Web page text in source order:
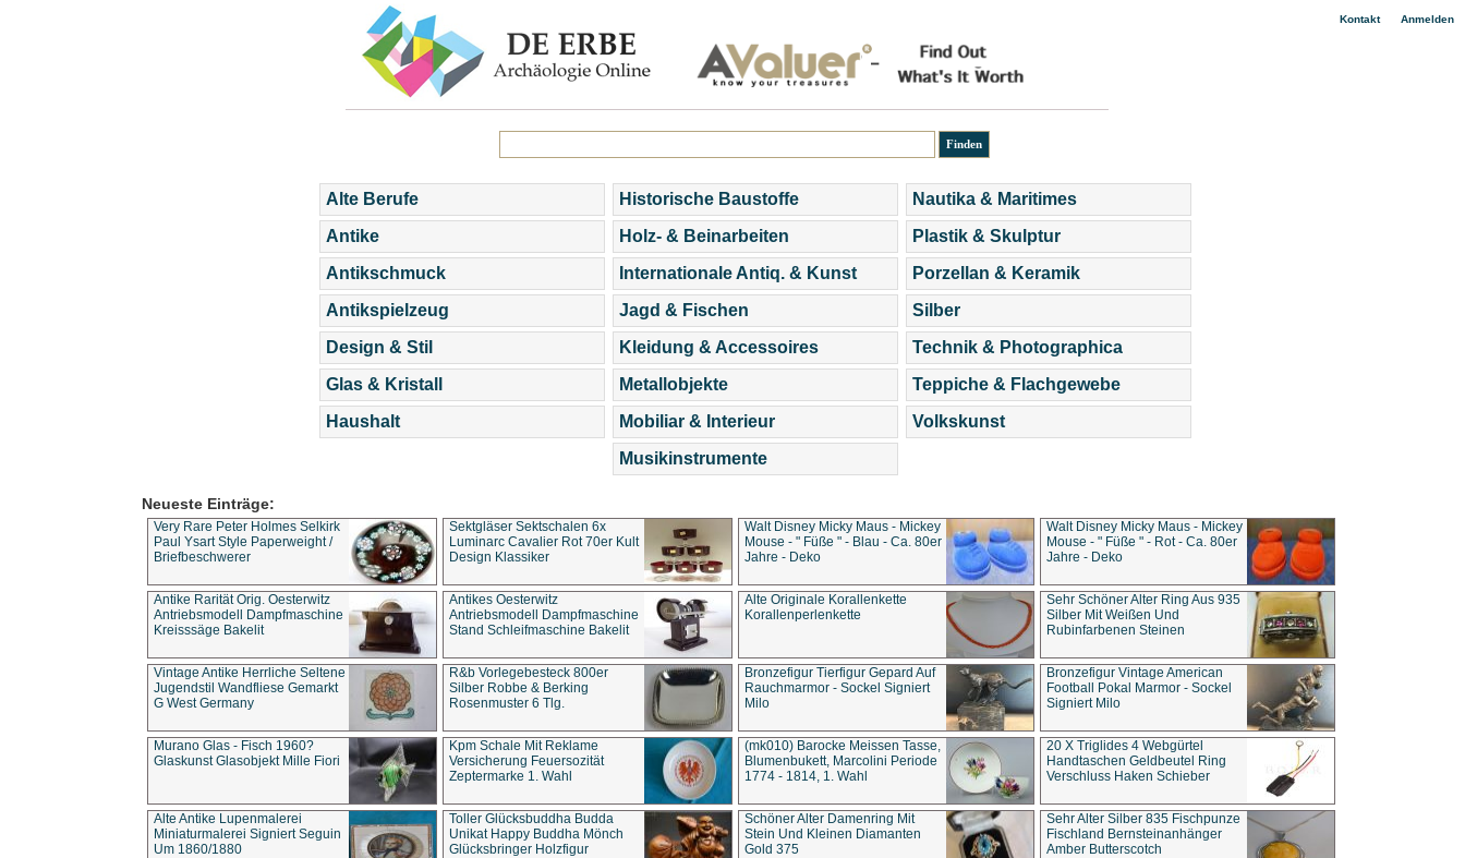
Kontakt| Anmelden
Alte Berufe
Antike
Antikschmuck
Antikspielzeug
Design & Stil
Glas & Kristall
Haushalt
Historische Baustoffe
Holz- & Beinarbeiten
Internationale Antiq. & Kunst
Jagd & Fischen
Kleidung & Accessoires
Metallobjekte
Mobiliar & Interieur
Musikinstrumente
Nautika & Maritimes
Plastik & Skulptur
Porzellan & Keramik
Silber
Technik & Photographica
Teppiche & Flachgewebe
Volkskunst
Neueste Einträge:
Very Rare Peter Holmes Selkirk
Paul Ysart Style Paperweight /
Briefbeschwerer
Sektgläser Sektschalen 6x
Luminarc Cavalier Rot 70er Kult
Design Klassiker
Walt Disney Micky Maus - Mickey
Mouse - " Füße " - Blau - Ca. 80er
Jahre - Deko
Walt Disney Micky Maus - Mickey
Mouse - " Füße " - Rot - Ca. 80er
Jahre - Deko
Antike Rarität Orig. Oesterwitz
Antriebsmodell Dampfmaschine
Kreisssäge Bakelit
Antikes Oesterwitz
Antriebsmodell Dampfmaschine
Stand Schleifmaschine Bakelit
Alte Originale Korallenkette
Korallenperlenkette
Sehr Schöner Alter Ring Aus 935
Silber Mit Weißen Und
Rubinfarbenen Steinen
Vintage Antike Herrliche Seltene
Jugendstil Wandfliese Gemarkt
G West Germany
R&b Vorlegebesteck 800er
Silber Robbe & Berking
Rosenmuster 6 Tlg.
Bronzefigur Tierfigur Gepard Auf
Rauchmarmor - Sockel Signiert
Milo
Bronzefigur Vintage American
Football Pokal Marmor - Sockel
Signiert Milo
Murano Glas - Fisch 1960?
Glaskunst Glasobjekt Mille Fiori
Kpm Schale Mit Reklame
Versicherung Feuersozität
Zeptermarke 1. Wahl
(mk010) Barocke Meissen Tasse,
Blumenbukett, Marcolini Periode
1774 - 1814, 1. Wahl
20 X Triglides 4 Webgürtel
Handtaschen Geldbeutel Ring
Verschluss Haken Schieber
Alte Antike Lupenmalerei
Miniaturmalerei Signiert Seguin
Um 1860/1880
Toller Glücksbuddha Budda
Unikat Happy Buddha Mönch
Glücksbringer Holzfigur
Schöner Alter Damenring Mit
Stein Und Kleinen Diamanten
Gold 375
Sehr Alter Silber 835 Fischpunze
Fischland Bernsteinanhänger
Amber Butterscotch